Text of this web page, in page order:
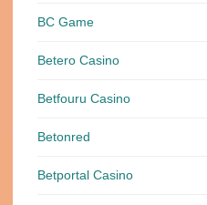
BC Game
Betero Casino
Betfouru Casino
Betonred
Betportal Casino